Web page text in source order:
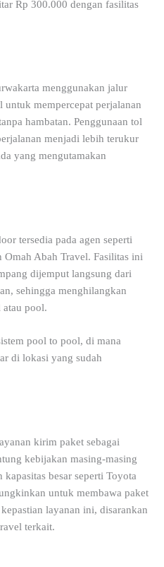
Rp 300.000 dengan fasilitas
menggunakan jalur
untuk mempercepat perjalanan
hambatan. Penggunaan tol
menjadi lebih terukur
yang mengutamakan
tersedia pada agen seperti
Omah Abah Travel. Fasilitas ini
dijemput langsung dari
sehingga menghilangkan
pool.
pool to pool, di mana
di lokasi yang sudah
kirim paket sebagai
kebijakan masing-masing
besar seperti Toyota
untuk membawa paket
layanan ini, disarankan
terkait.